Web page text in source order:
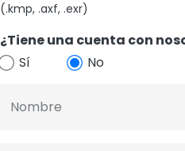
(.kmp, .axf, .exr)
¿Tiene una cuenta con
Sí
No
Nombre